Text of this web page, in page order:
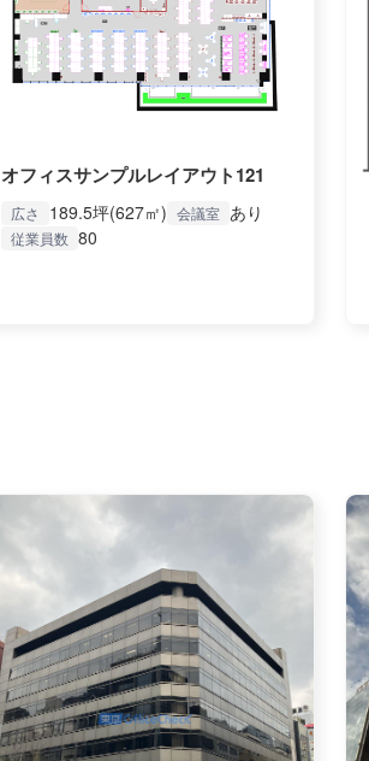
オフィスサンプルレイアウト121
広さ 189.5坪(627㎡) 会議室 あり
従業員数 80